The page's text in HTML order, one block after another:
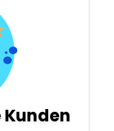
Kunden